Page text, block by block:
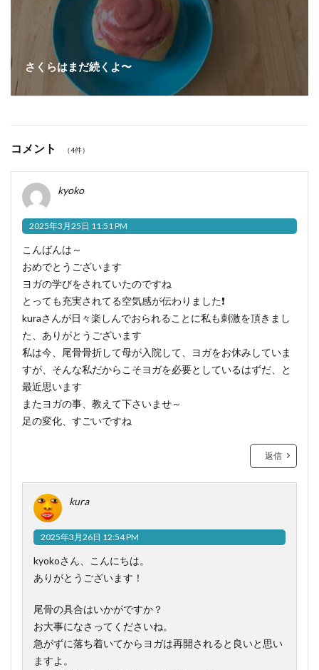
さくらはまだ続くよ〜
コメント （4件）
kyoko
2025年3月25日 11:51 PM
こんばんは～
おめでとうございます
ヨガの学びをされていたのですね
とっても充実されてる空気感が伝わりました❗
kuraさんが日々楽しんでおられることに私も刺激を頂きまし
た、ありがとうございます
私は今、尾骨骨折して母が入院して、ヨガをお休みしていま
すが、そんな私だからこそヨガを必要としているはずだ、と
最近思います
またヨガの事、教えて下さいませ～
足の変化、すごいですね
返信
kura
2025年3月26日 12:54 PM
kyokoさん、こんにちは。
ありがとうございます！
尾骨の具合はいかがですか？
お大事になさってくださいね。
急がずに落ち着いてからヨガは再開されると良いと思い
ますよ。